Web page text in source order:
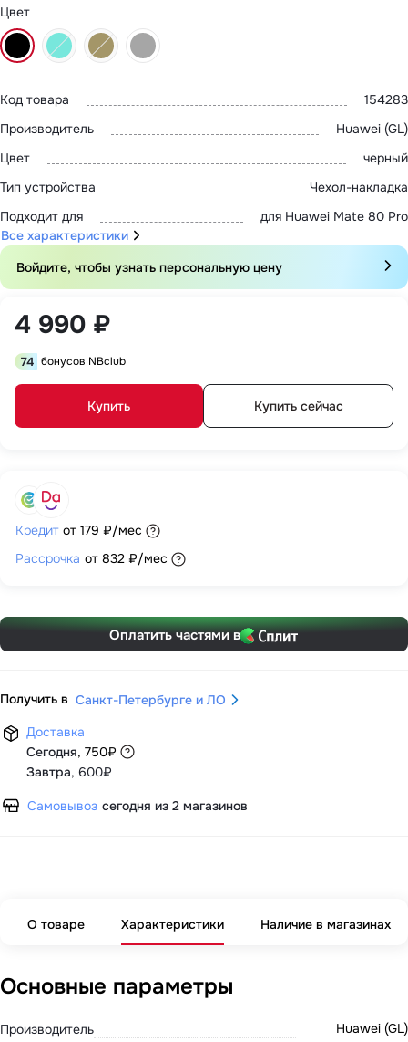
Клавиатуры и мыши
Ремешки
Цвет
Код товара
154283
Производитель
Huawei (GL)
Цвет
черный
Тип устройства
Чехол-накладка
Подходит для
для Huawei Mate 80 Pro
Все характеристики
Войдите, чтобы узнать персональную цену
4 990 ₽
74 бонусов NBclub
Купить Купить сейчас
Кредит от 179 ₽/мес
Рассрочка от 832 ₽/мес
Оплатить частями в
Получить в Санкт-Петербурге и ЛО
Доставка
Сегодня, 750₽
Завтра, 600₽
Самовывоз сегодня из 2 магазинов
О товаре Характеристики Наличие в магазинах
Основные параметры
Производитель Huawei (GL)